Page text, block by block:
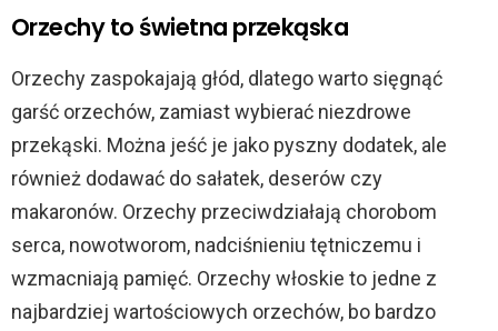
d
e
o
Orzechy to świetna przekąska
Orzechy zaspokajają głód, dlatego warto sięgnąć
garść orzechów, zamiast wybierać niezdrowe
przekąski. Można jeść je jako pyszny dodatek, ale
również dodawać do sałatek, deserów czy
makaronów. Orzechy przeciwdziałają chorobom
serca, nowotworom, nadciśnieniu tętniczemu i
wzmacniają pamięć. Orzechy włoskie to jedne z
najbardziej wartościowych orzechów, bo bardzo